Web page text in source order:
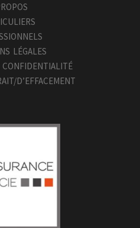
LÉGALES
D’EFFACEMENT